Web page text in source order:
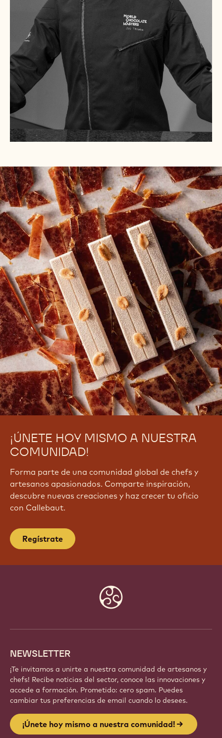
¡ÚNETE HOY MISMO A NUESTRA
COMUNIDAD!
Forma parte de una comunidad global de chefs y
artesanos apasionados. Comparte inspiración,
descubre nuevas creaciones y haz crecer tu oficio
con Callebaut.
Regístrate
NEWSLETTER
¡Te invitamos a unirte a nuestra comunidad de artesanos y
chefs! Recibe noticias del sector, conoce las innovaciones y
accede a formación. Prometido: cero spam. Puedes
cambiar tus preferencias de email cuando lo desees.
¡Únete hoy mismo a nuestra comunidad!